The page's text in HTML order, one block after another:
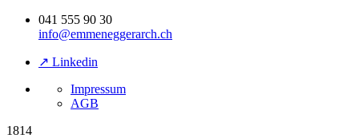
041 555 90 30
info@emmeneggerarch.ch
↗ Linkedin
Impressum
AGB
1814